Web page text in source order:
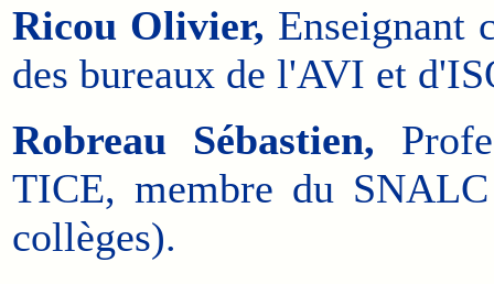
Ricou Olivier, Enseignant
des bureaux de l'AVI et
Robreau Sébastien,
TICE, membre du
collèges).